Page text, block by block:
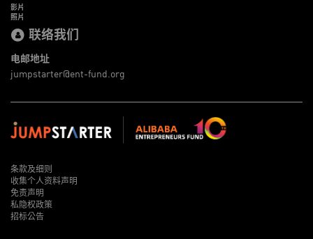
影片
照片
联络我们
电邮地址
jumpstarter@ent-fund.org
条款及细则
收集个人资料声明
免责声明
私隐权政策
招标公告